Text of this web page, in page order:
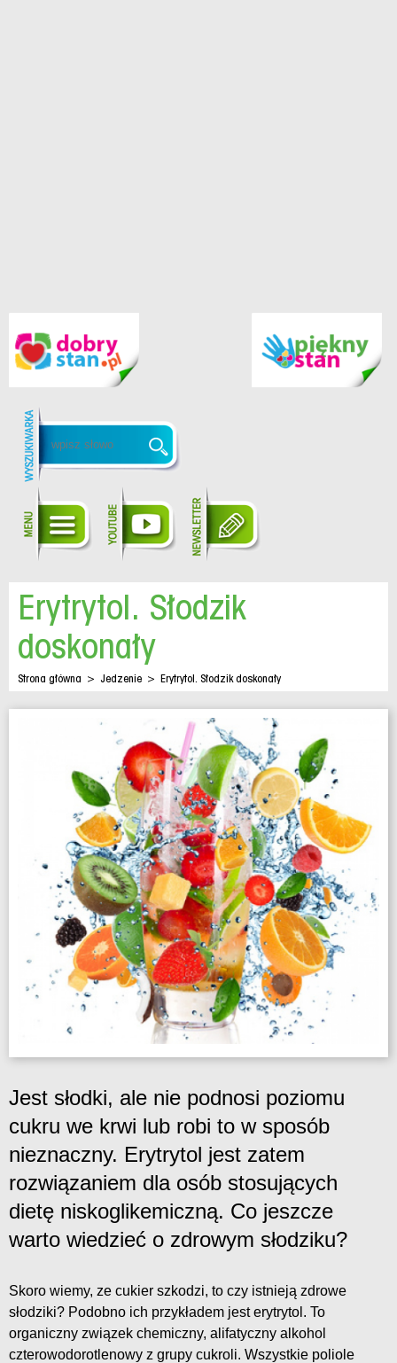
Erytrytol. Słodzik
doskonały
Strona główna > Jedzenie > Erytrytol. Słodzik doskonały
Jest słodki, ale nie podnosi poziomu
cukru we krwi lub robi to w sposób
nieznaczny. Erytrytol jest zatem
rozwiązaniem dla osób stosujących
dietę niskoglikemiczną. Co jeszcze
warto wiedzieć o zdrowym słodziku?
Skoro wiemy, ze cukier szkodzi, to czy istnieją zdrowe
słodziki? Podobno ich przykładem jest erytrytol. To
organiczny związek chemiczny, alifatyczny alkohol
czterowodorotlenowy z grupy cukroli. Wszystkie poliole